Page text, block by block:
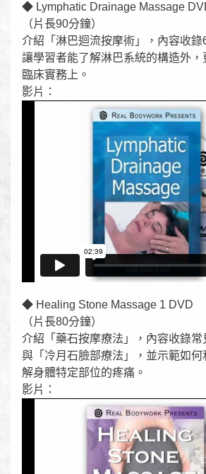
◆ Lymphatic Drainage Massage
（片長90分鐘）
介紹「淋巴迴流按摩術」，內容收
讓學習者能了解淋巴系統的構造外
臨床實務上。
影片：
◆ Healing Stone Massage 1 DVD
（片長80分鐘）
介紹「藥石按摩療法」，內容收錄常
與「冷月石臉部療法」，並示範如
解身體特定部位的疼痛。
影片：